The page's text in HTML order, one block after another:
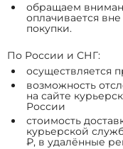
обращаем
оплачивается
покупки.
По России и СНГ:
осуществляется
возможность
на сайте
России
стоимость
курьерской
₽, в удалённые